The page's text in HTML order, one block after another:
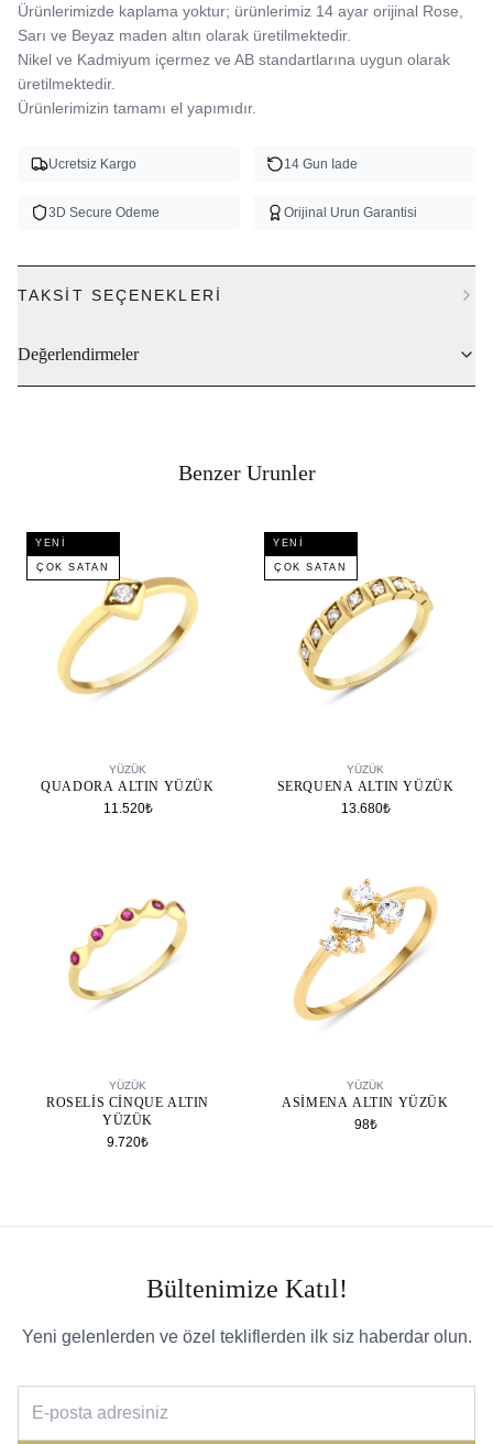
Ürünlerimizde kaplama yoktur; ürünlerimiz 14 ayar orijinal Rose,
Sarı ve Beyaz maden altın olarak üretilmektedir.
Nikel ve Kadmiyum içermez ve AB standartlarına uygun olarak
üretilmektedir.
Ürünlerimizin tamamı el yapımıdır.
Ucretsiz Kargo 14 Gun Iade
3D Secure Odeme Orijinal Urun Garantisi
TAKSIT SEÇENEKLERI
Değerlendirmeler
Benzer Urunler
YENI
ÇOK SATAN
YÜZÜK
QUADORA ALTIN YÜZÜK
11.520₺
YENI
ÇOK SATAN
YÜZÜK
SERQUENA ALTIN YÜZÜK
13.680₺
YÜZÜK
ROSELIS CINQUE ALTIN
YÜZÜK
9.720₺
YÜZÜK
ASIMENA ALTIN YÜZÜK
98₺
Bültenimize Katıl!
Yeni gelenlerden ve özel tekliflerden ilk siz haberdar olun.